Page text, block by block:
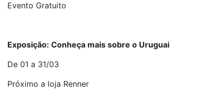
Evento Gratuito
Exposição: Conheça mais sobre o Uruguai
De 01 a 31/03
Próximo a loja Renner